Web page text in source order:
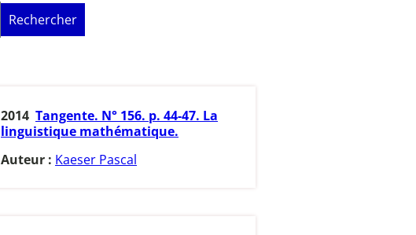
Rechercher
2014 Tangente. N° 156. p. 44-47. La
linguistique mathématique.
Auteur : Kaeser Pascal